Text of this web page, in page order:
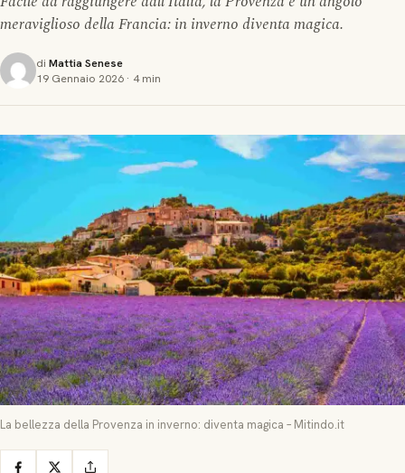
meraviglioso della Francia: in inverno diventa magica.
di Mattia Senese
19 Gennaio 2026 · 4 min
La bellezza della Provenza in inverno: diventa magica – Mitindo.it